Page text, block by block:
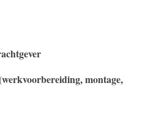
montage,